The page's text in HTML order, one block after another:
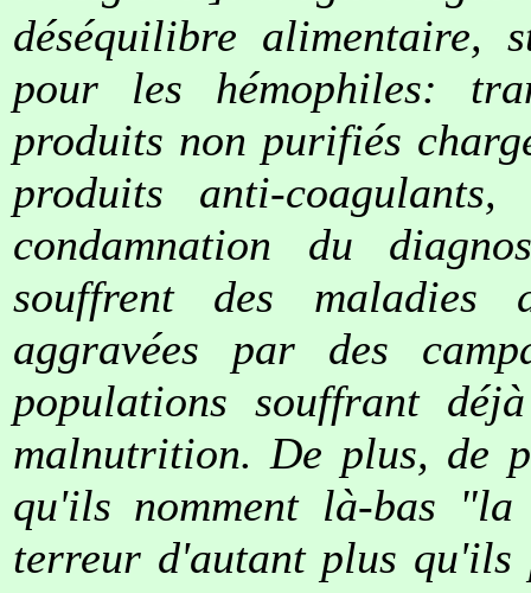
déséquilibre alimentaire,
pour les hémophiles:
produits non purifiés
produits anti-
condamnation du
souffrent des
aggravées par des
populations souffrant
malnutrition. De plus, de
qu'ils nomment là-bas
terreur d'autant plus qu'ils